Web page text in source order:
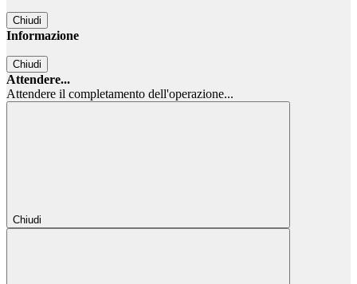
Chiudi
Informazione
Chiudi
Attendere...
Attendere il completamento dell'operazione...
Chiudi